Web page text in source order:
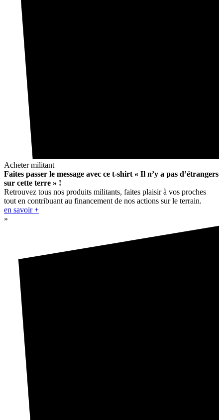
Acheter militant
Faites passer le message avec ce t-shirt « Il n’y a pas d’étrangers
sur cette terre » !
Retrouvez tous nos produits militants, faites plaisir à vos proches
tout en contribuant au financement de nos actions sur le terrain.
en savoir +
»